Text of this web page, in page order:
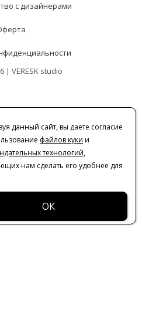
с дизайнерами
| VERESK studio
данный сайт, вы даете согласие
файлов куки и
технологий,
нам сделать его удобнее для